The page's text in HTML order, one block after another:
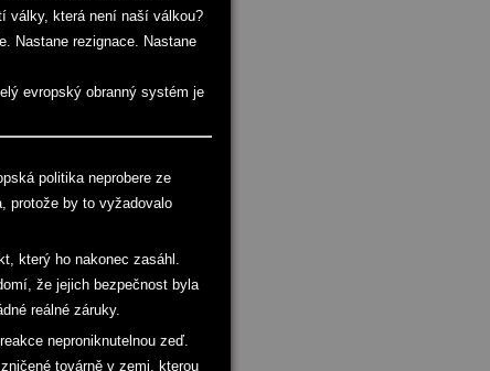
války, která není naší válkou?
Nastane rezignace. Nastane
evropský obranný systém je
politika neprobere ze
protože by to vyžadovalo
který ho nakonec zasáhl.
že jejich bezpečnost byla
reálné záruky.
neproniknutelnou zeď.
továrně v zemi, kterou